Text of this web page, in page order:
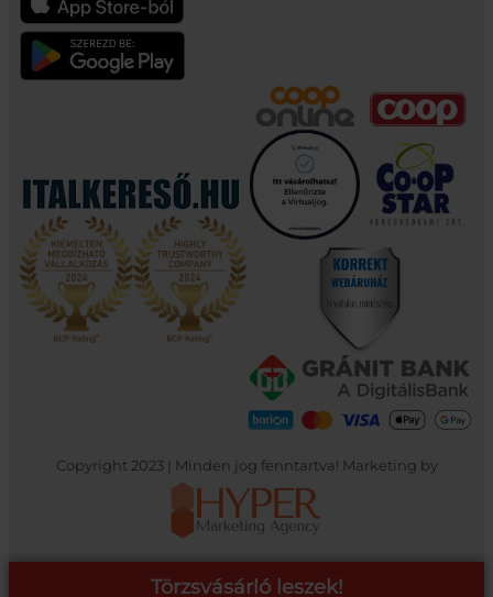
Copyright 2023 | Minden jog fenntartva! Marketing by
Törzsvásárló leszek!